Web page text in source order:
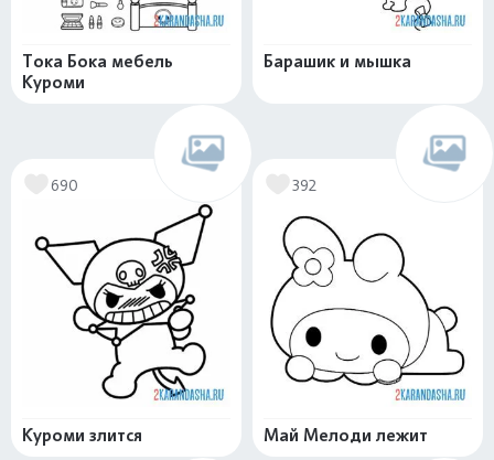
Тока Бока мебель
Куроми
Барашик и мышка
690
Куроми злится
392
Май Мелоди лежит